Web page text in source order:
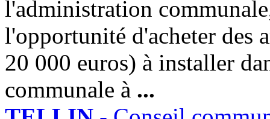
l'administration
l'opportunité d'acheter des
20 000 euros) à installer
communale à ...